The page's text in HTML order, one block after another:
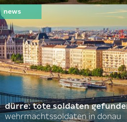
dürre: tote soldaten
wehrmachtssoldaten in donau